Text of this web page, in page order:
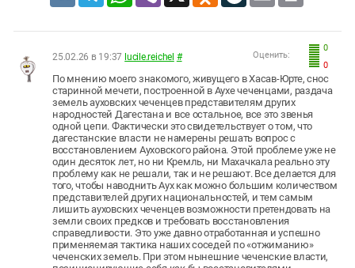
0
0
Оценить:
25.02.26 в 19:37 lucile.reichel #
По мнению моего знакомого, живущего в Хасав-Юрте, снос
старинной мечети, построенной в Аухе чеченцами, раздача
земель ауховских чеченцев представителям других
народностей Дагестана и все остальное, все это звенья
одной цепи. Фактически это свидетельствует о том, что
дагестанские власти не намерены решать вопрос с
восстановлением Ауховского района. Этой проблеме уже не
один десяток лет, но ни Кремль, ни Махачкала реально эту
проблему как не решали, так и не решают. Все делается для
того, чтобы наводнить Аух как можно большим количеством
представителей других национальностей, и тем самым
лишить ауховских чеченцев возможности претендовать на
земли своих предков и требовать восстановления
справедливости. Это уже давно отработанная и успешно
применяемая тактика наших соседей по «отжиманию»
чеченских земель. При этом нынешние чеченские власти,